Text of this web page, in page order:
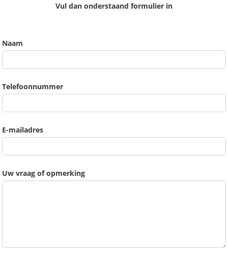
Vul dan onderstaand formulier in
Naam
Telefoonnummer
E-mailadres
Uw vraag of opmerking